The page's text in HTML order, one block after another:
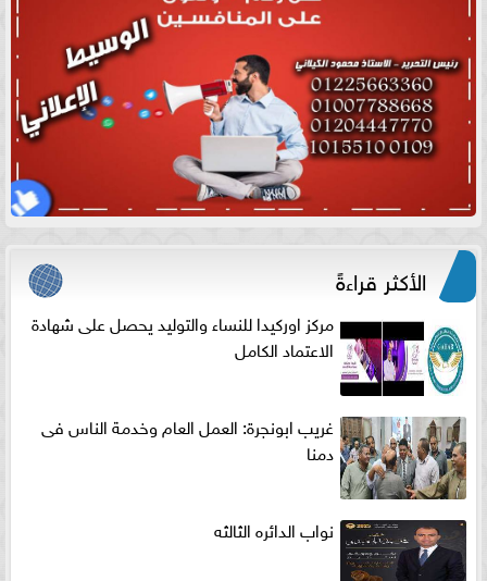
الأكثر قراءةً
مركز اوركيدا للنساء والتوليد يحصل على شهادة
الاعتماد الكامل
غريب ابونجرة: العمل العام وخدمة الناس فى
دمنا
نواب الدائره الثالثه